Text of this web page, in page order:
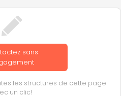
sans
les structures de cette page
un clic!